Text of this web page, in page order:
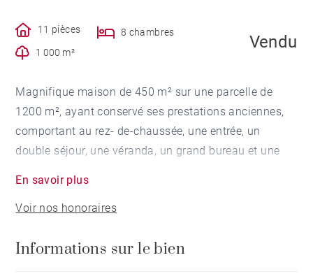
11 pièces
8 chambres
1 000 m²
Vendu
Magnifique maison de 450 m² sur une parcelle de
1200 m², ayant conservé ses prestations anciennes,
comportant au rez- de-chaussée, une entrée, un
double séjour, une véranda, un grand bureau et une
grandes chambres possédant chacune une salle
d'eau. Au deuxième étage, 4 chambres dont 3 à
ainsi qu'une grande cave complètent ce bien
En savoir plus
Voir nos honoraires
Informations sur le bien